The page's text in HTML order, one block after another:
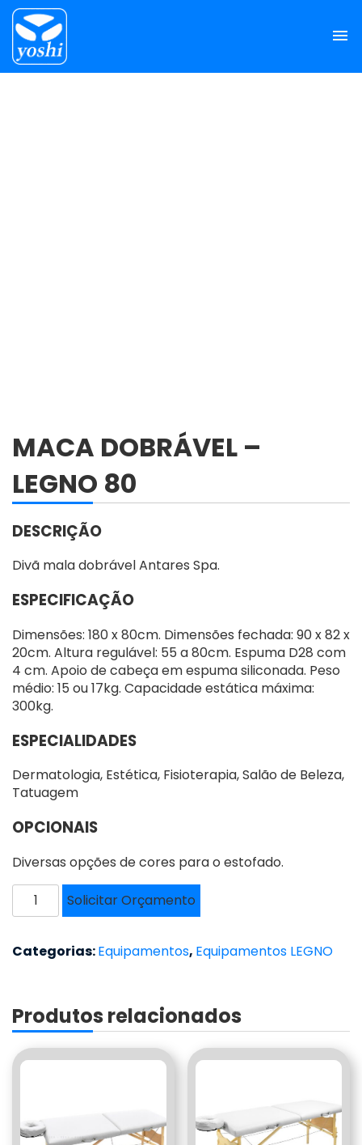
MACA DOBRÁVEL –
LEGNO 80
DESCRIÇÃO
Divã mala dobrável Antares Spa.
ESPECIFICAÇÃO
Dimensões: 180 x 80cm. Dimensões fechada: 90 x 82 x
20cm. Altura regulável: 55 a 80cm. Espuma D28 com
4 cm. Apoio de cabeça em espuma siliconada. Peso
médio: 15 ou 17kg. Capacidade estática máxima:
300kg.
ESPECIALIDADES
Dermatologia, Estética, Fisioterapia, Salão de Beleza,
Tatuagem
OPCIONAIS
Diversas opções de cores para o estofado.
MACA
DOBRÁVEL
LEGNO
Solicitar Orçamento
Categorias:Equipamentos, Equipamentos LEGNO
Produtos relacionados